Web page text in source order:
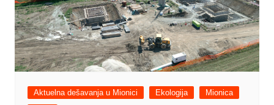
Aktuelna dešavanja u Mionici Ekologija
Mionica